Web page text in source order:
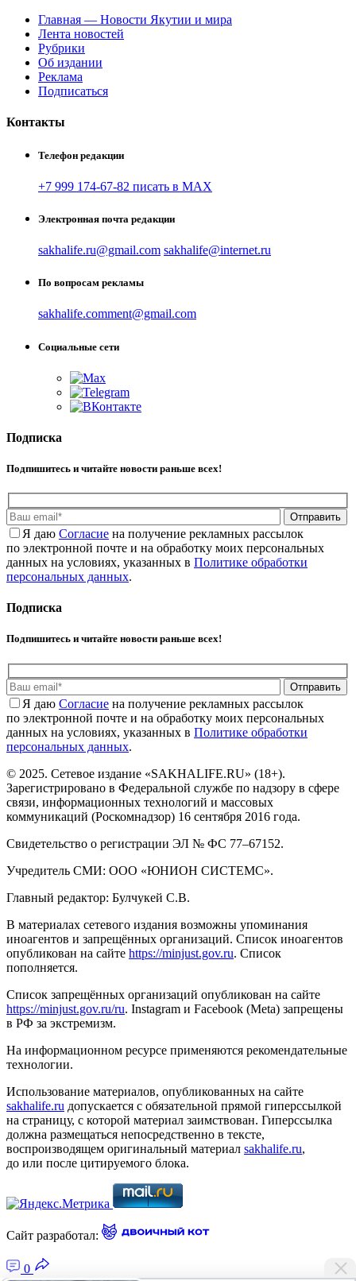
Главная — Новости Якутии и мира
Лента новостей
Рубрики
Об издании
Реклама
Подписаться
Контакты
Телефон редакции
+7 999 174-67-82 писать в MAX
Электронная почта редакции
sakhalife.ru@gmail.com sakhalife@internet.ru
По вопросам рекламы
sakhalife.comment@gmail.com
Социальные сети
Подписка
Подпишитесь и читайте новости раньше всех!
Отправить
Я даю Cогласие на получение рекламных рассылок
по электронной почте и на обработку моих персональных
данных на условиях, указанных в Политике обработки
персональных данных.
Подписка
Подпишитесь и читайте новости раньше всех!
Отправить
Я даю Cогласие на получение рекламных рассылок
по электронной почте и на обработку моих персональных
данных на условиях, указанных в Политике обработки
персональных данных.
© 2025. Сетевое издание «SAKHALIFE.RU» (18+).
Зарегистрировано в Федеральной службе по надзору в сфере
связи, информационных технологий и массовых
коммуникаций (Роскомнадзор) 16 сентября 2016 года.
Свидетельство о регистрации ЭЛ № ФС 77–67152.
Учредитель СМИ: ООО «ЮНИОН СИСТЕМС».
Главный редактор: Булчукей С.В.
В материалах сетевого издания возможны упоминания
иноагентов и запрещённых организаций. Список иноагентов
опубликован на сайте https://minjust.gov.ru. Список
пополняется.
Список запрещённых организаций опубликован на сайте
https://minjust.gov.ru/ru. Instagram и Facebook (Metа) запрещены
в РФ за экстремизм.
На информационном ресурсе применяются рекомендательные
технологии.
Использование материалов, опубликованных на сайте
sakhalife.ru допускается с обязательной прямой гиперссылкой
на страницу, с которой материал заимствован. Гиперссылка
должна размещаться непосредственно в тексте,
воспроизводящем оригинальный материал sakhalife.ru,
до или после цитируемого блока.
Сайт разработал:
0